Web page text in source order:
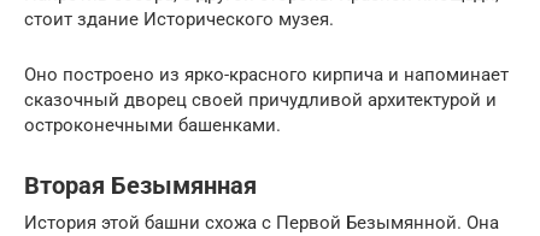
стоит здание Исторического музея.
Оно построено из ярко-красного кирпича и напоминает
сказочный дворец своей причудливой архитектурой и
остроконечными башенками.
Вторая Безымянная
История этой башни схожа с Первой Безымянной. Она